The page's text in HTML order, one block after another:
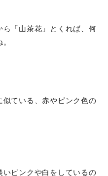
「山茶花」とくれば、何
似ている、赤やピンク色の
ピンクや白をしているの